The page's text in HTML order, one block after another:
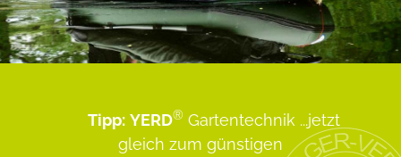
Tipp: YERD® Gartentechnik ...jetzt
gleich zum günstigen